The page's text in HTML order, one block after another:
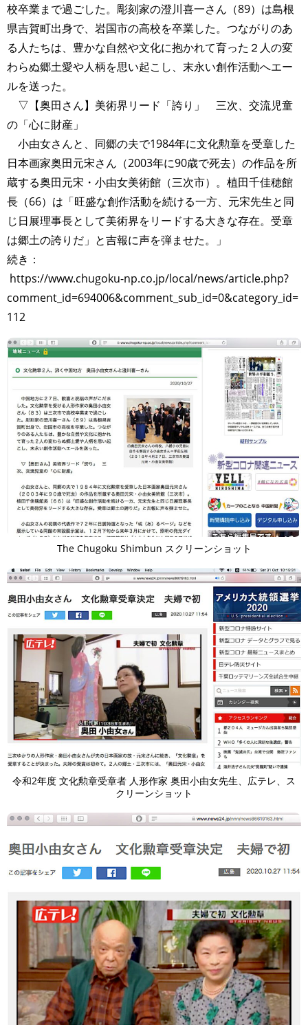
校卒業まで過ごした。彫刻家の澄川喜一さん（89）は島根
県吉賀町出身で、岩国市の高校を卒業した。つながりのあ
る人たちは、豊かな自然や文化に抱かれて育った２人の変
わらぬ郷土愛や人柄を思い起こし、末永い創作活動へエー
ルを送った。
▽【奥田さん】美術界リード「誇り」 三次、交流児童
の「心に財産」
小由女さんと、同郷の夫で1984年に文化勲章を受章した
日本画家奥田元宋さん（2003年に90歳で死去）の作品を所
蔵する奥田元宋・小由女美術館（三次市）。植田千佳穂館
長（66）は「旺盛な創作活動を続ける一方、元宋先生と同
じ日展理事長として美術界をリードする大きな存在。受章
は郷土の誇りだ」と吉報に声を弾ませた。」
続き：
https://www.chugoku-np.co.jp/local/news/article.php?
comment_id=694006&comment_sub_id=0&category_id=
112
The Chugoku Shimbun スクリーンショット
令和2年度 文化勲章受章者 人形作家 奥田小由女先生、広テレ、ス
クリーンショット